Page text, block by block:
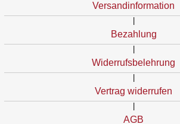
Versandinformation
Bezahlung
Widerrufsbelehrung
Vertrag widerrufen
AGB